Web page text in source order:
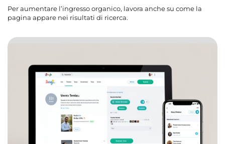
Per aumentare l’ingresso organico, lavora anche su come la
pagina appare nei risultati di ricerca.